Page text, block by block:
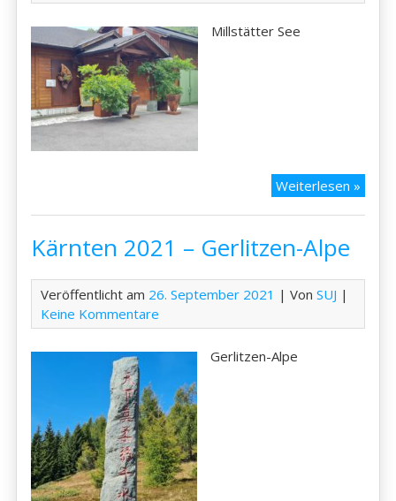
Millstätter See
Weiterlesen »
Kärnten 2021 – Gerlitzen-Alpe
Veröffentlicht am 26. September 2021 | VonSUJ |
Keine Kommentare
Gerlitzen-Alpe